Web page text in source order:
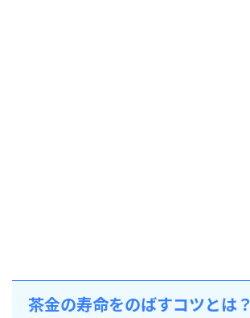
茶金の寿命をのばすコツとは？